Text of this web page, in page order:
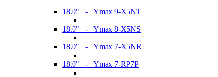
18.0" - Ymax 9-X5NT
18.0" - Ymax 8-X5NS
18.0" - Ymax 7-X5NR
18.0" - Ymax 7-RP7P